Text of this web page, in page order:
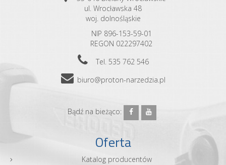
ul. Wrocławska 48
woj. dolnośląskie
NIP 896-153-59-01
REGON 022297402
Tel. 535 762 546
biuro@proton-narzedzia.pl
Bądź na bieżąco:
Oferta
Katalog producentów